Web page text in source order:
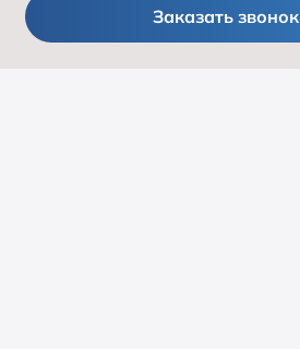
Заказать звонок